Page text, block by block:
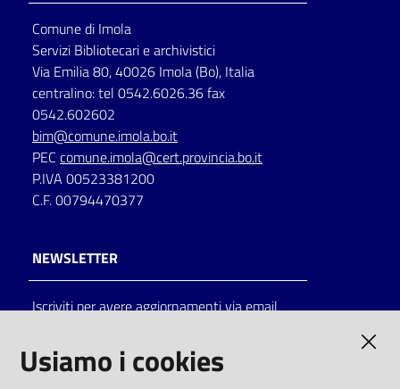
Seguici
su
on line
Comune di Imola
Servizi Bibliotecari e archivistici
Via Emilia 80, 40026 Imola (Bo), Italia
centralino: tel 0542.6026.36 fax
0542.602602
bim@comune.imola.bo.it
PEC comune.imola@cert.provincia.bo.it
P.IVA 00523381200
C.F. 00794470377
NEWSLETTER
Iscriviti per avere aggiornamenti via email
Usiamo i cookies